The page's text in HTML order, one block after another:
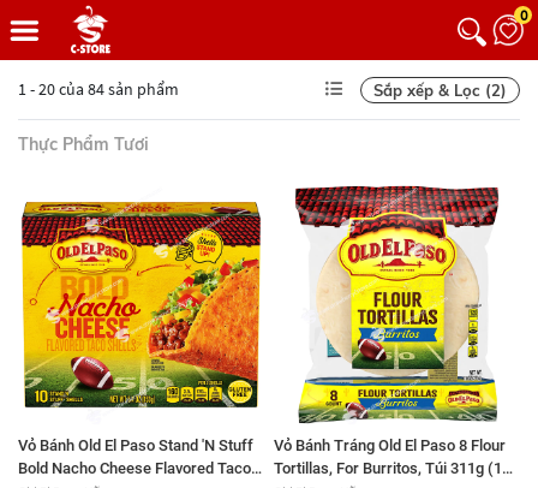
0
1 - 20 của 84 sản phẩm Sắp xếp & Lọc (2)
Thực Phẩm Tươi
Vỏ Bánh Old El Paso Stand 'N Stuff
Bold Nacho Cheese Flavored Taco
Vỏ Bánh Tráng Old El Paso 8 Flour
Tortillas, For Burritos, Túi 311g (11